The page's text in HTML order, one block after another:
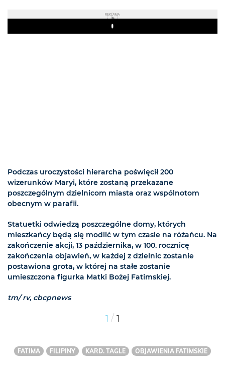
REKLAMA
Play
Podczas uroczystości hierarcha poświęcił 200
wizerunków Maryi, które zostaną przekazane
poszczególnym dzielnicom miasta oraz wspólnotom
obecnym w parafii.
Statuetki odwiedzą poszczególne domy, których
mieszkańcy będą się modlić w tym czasie na różańcu. Na
zakończenie akcji, 13 października, w 100. rocznicę
zakończenia objawień, w każdej z dzielnic zostanie
postawiona grota, w której na stałe zostanie
umieszczona figurka Matki Bożej Fatimskiej.
tm/ rv, cbcpnews
1 / 1
FATIMA FILIPINY KARD. TAGLE OBJAWIENIA FATIMSKIE